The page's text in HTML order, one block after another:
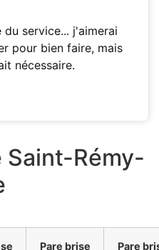
service... j'aimerai
pour bien faire, mais
nécessaire.
Saint-Rémy-
Pare brise
Pare